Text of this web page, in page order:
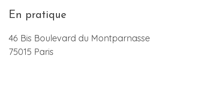
En pratique
46 Bis Boulevard du Montparnasse
75015 Paris